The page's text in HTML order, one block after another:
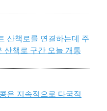
산책로를 연결하는데 주
산책로 구간 오늘 개통
은 지속적으로 다국적